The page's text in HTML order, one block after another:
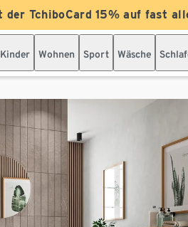
TchiboCard 15% auf fast
Kinder Wohnen Sport Wäsche